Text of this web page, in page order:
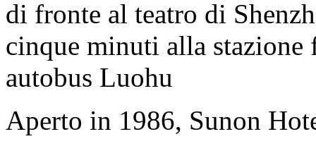
di fronte al teatro di
cinque minuti alla
autobus Luohu
Aperto in 1986, Sunon